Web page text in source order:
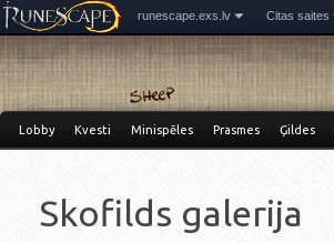
runescape.exs.lv Citas saites
Lobby Kvesti Minispēles Prasmes Ģildes
Skofilds galerija